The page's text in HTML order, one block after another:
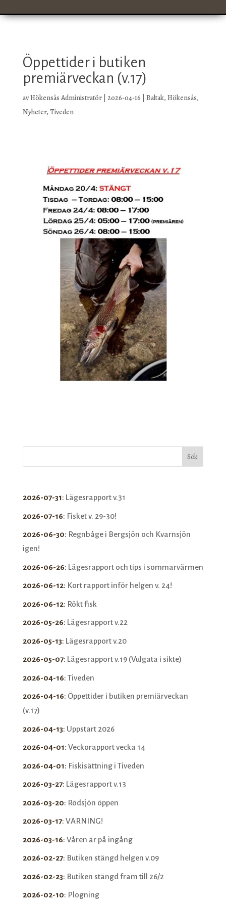
Öppettider i butiken
premiärveckan (v.17)
avHökensås Administratör| 2026-04-16 Baltak, Hökensås,
Nyheter, Tiveden
Sök
2026-07-31: Lägesrapport v.31
2026-07-16: Fisket v. 29-30!
2026-06-30: Regnbåge i Bergsjön och Kvarnsjön
igen!
2026-06-26: Lägesrapport och tips i sommarvärmen
2026-06-12: Kort rapport inför helgen v. 24!
2026-06-12: Rökt fisk
2026-05-26: Lägesrapport v.22
2026-05-13: Lägesrapport v.20
2026-05-07: Lägesrapport v.19 (Vulgata i sikte)
2026-04-16: Tiveden
2026-04-16: Öppettider i butiken premiärveckan
(v.17)
2026-04-13: Uppstart 2026
2026-04-01: Veckorapport vecka 14
2026-04-01: Fiskisättning i Tiveden
2026-03-27: Lägesrapport v.13
2026-03-20: Rödsjön öppen
2026-03-17: VARNING!
2026-03-16: Våren är på ingång
2026-02-27: Butiken stängd helgen v.09
2026-02-23: Butiken stängd fram till 26/2
2026-02-10: Plogning